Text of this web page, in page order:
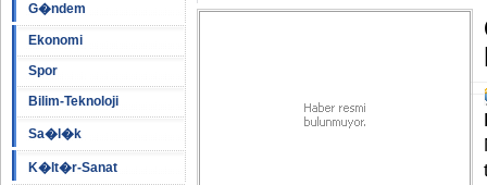
G�ndem
Ekonomi
Spor
Bilim-Teknoloji
Sa�l�k
K�lt�r-Sanat